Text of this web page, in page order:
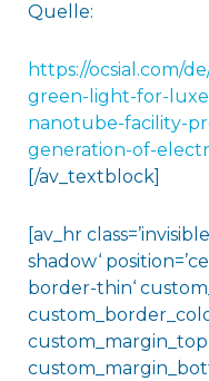
Quelle:
https://ocsial.com/
green-light-for-
nanotube-facility-
generation-of-
[/av_textblock]
[av_hr
shadow‘
border-thin‘